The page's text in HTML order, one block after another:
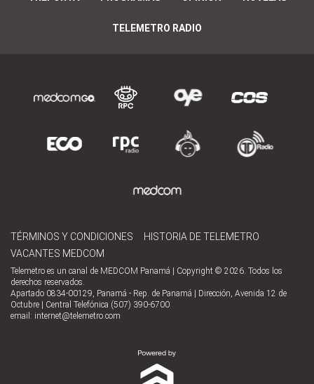
TELEMETRO RADIO
TÉRMINOS Y CONDICIONES
HISTORIA DE TELEMETRO
VACANTES MEDCOM
Telemetro es un canal de MEDCOM Panamá | Copyright © 2026. Todos los
derechos reservados.
Apartado 0834-00129, Panamá - Rep. de Panamá | Dirección, Avenida 12 de
Octubre | Central Telefónica (507) 390-6700
email: internet@telemetro.com